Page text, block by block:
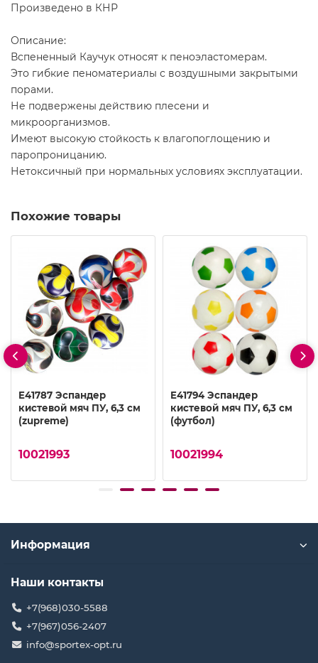
Произведено в КНР
Описание:
Вспененный Каучук относят к пеноэластомерам.
Это гибкие пеноматериалы с воздушными закрытыми
порами.
Не подвержены действию плесени и
микроорганизмов.
Имеют высокую стойкость к влагопоглощению и
паропроницанию.
Нетоксичный при нормальных условиях эксплуатации.
Похожие товары
E41787 Эспандер
кистевой мяч ПУ, 6,3 см
(zupreme)
10021993
E41794 Эспандер
кистевой мяч ПУ, 6,3 см
(футбол)
10021994
Информация
Наши контакты
+7(968)030-5588
+7(967)056-2407
info@sportex-opt.ru